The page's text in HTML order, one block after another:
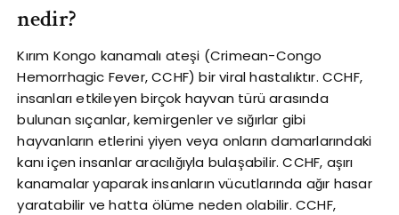
nedir?
Kırım Kongo kanamalı ateşi (Crimean-Congo
Hemorrhagic Fever, CCHF) bir viral hastalıktır. CCHF,
insanları etkileyen birçok hayvan türü arasında
bulunan sıçanlar, kemirgenler ve sığırlar gibi
hayvanların etlerini yiyen veya onların damarlarındaki
kanı içen insanlar aracılığıyla bulaşabilir. CCHF, aşırı
kanamalar yaparak insanların vücutlarında ağır hasar
yaratabilir ve hatta ölüme neden olabilir. CCHF,